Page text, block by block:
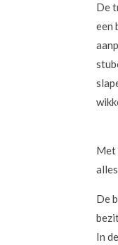
De
een
Met
De
In